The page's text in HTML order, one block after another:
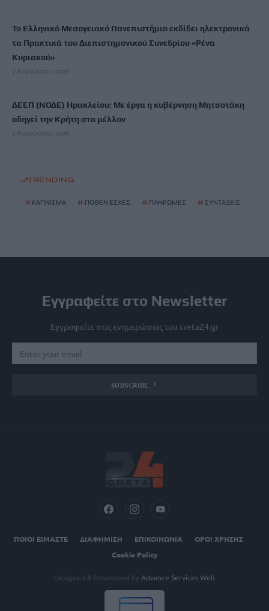
Το Ελληνικό Μεσογειακό Πανεπιστήμιο εκδίδει ηλεκτρονικά
τα Πρακτικά του Διεπιστημονικού Συνεδρίου «Ρένα
Κυριακού»
7 Αυγούστου, 2026
ΔΕΕΠ (ΝΟΔΕ) Ηρακλείου: Με έργα η κυβέρνηση Μητσοτάκη
οδηγεί την Κρήτη στο μέλλον
7 Αυγούστου, 2026
TRENDING
# ΚΑΠΝΙΣΜΑ # ΠΟΘΕΝ ΕΣΧΕΣ # ΠΛΗΡΩΜΕΣ # ΣΥΝΤΑΞΕΙΣ
Εγγραφείτε στο Newsletter
Εγγραφείτε στις ενημερώσεις του creta24.gr
SUBSCRIBE
ΠΟΙΟΙ ΕΙΜΑΣΤΕ ΔΙΑΦΗΜΙΣΗ ΕΠΙΚΟΙΝΩΝΙΑ
ΟΡΟΙ ΧΡΗΣΗΣ
Cookie Policy
Designed & Developed by Advance Services Web